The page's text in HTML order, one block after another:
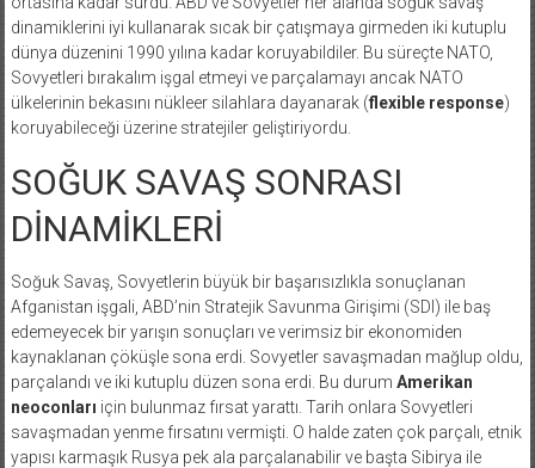
dinamiklerini iyi kullanarak sıcak bir çatışmaya girmeden iki kutuplu
dünya düzenini 1990 yılına kadar koruyabildiler. Bu süreçte NATO,
Sovyetleri bırakalım işgal etmeyi ve parçalamayı ancak NATO
ülkelerinin bekasını nükleer silahlara dayanarak (flexible response)
koruyabileceği üzerine stratejiler geliştiriyordu.
SOĞUK SAVAŞ SONRASI
DİNAMİKLERİ
Soğuk Savaş, Sovyetlerin büyük bir başarısızlıkla sonuçlanan
Afganistan işgali, ABD’nin Stratejik Savunma Girişimi (SDI) ile baş
edemeyecek bir yarışın sonuçları ve verimsiz bir ekonomiden
kaynaklanan çöküşle sona erdi. Sovyetler savaşmadan mağlup oldu,
parçalandı ve iki kutuplu düzen sona erdi. Bu durum Amerikan
neoconları için bulunmaz fırsat yarattı. Tarih onlara Sovyetleri
savaşmadan yenme fırsatını vermişti. O halde zaten çok parçalı, etnik
yapısı karmaşık Rusya pek ala parçalanabilir ve başta Sibirya ile